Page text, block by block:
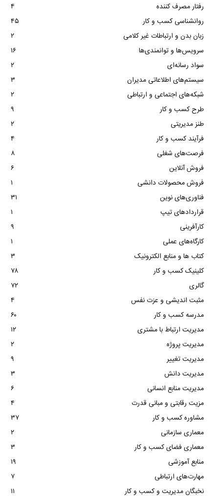
رفتار مصرف کننده
۴
روانشناسی کسب و کار
۴۵
زبان بدن و ارتباطات غیر کلامی
۲
سرویس‌ها و توانمندی‌ها
۱۶
سواد رسانه‌ای
۲
سیستم‌های اطلاعاتی مدیران
۳
شبکه‌های اجتماعی و ارتباطی
۲
طرح کسب و کار
۹
طنز مدیریتی
۲
فرآیند کسب و کار
۴
فرصت‌های شغلی
۸
فروش آنلاین
۶
فروش محصولات دانشی
۱
فناوری‌های نوین
۳۱
قراردادهای تیپ
۱
کارآفرینی
۹
کارگاه‌های عملی
۱
کتاب ها و منابع الکترونیک
۳
کلینیک کسب و کار
۷۸
گالری
۷۲
مثبت اندیشی و عزت نفس
۴
مدرسه کسب و کار
۶۰
مدیریت ارتباط با مشتری
۱۲
مدیریت پروژه
۲
مدیریت تغییر
۹
مدیریت دانش
۳
مدیریت منابع انسانی
۶
مزیت رقابتی و مبانی قدرت
۴
مشاوره کسب و کار
۳۷
معماری سازمانی
۲
معماری فضای کسب و کار
۳
منابع آموزشی
۱۹
مهارت‌های ارتباطی
۷
نخبگان مدیریت و کسب و کار
۱۱